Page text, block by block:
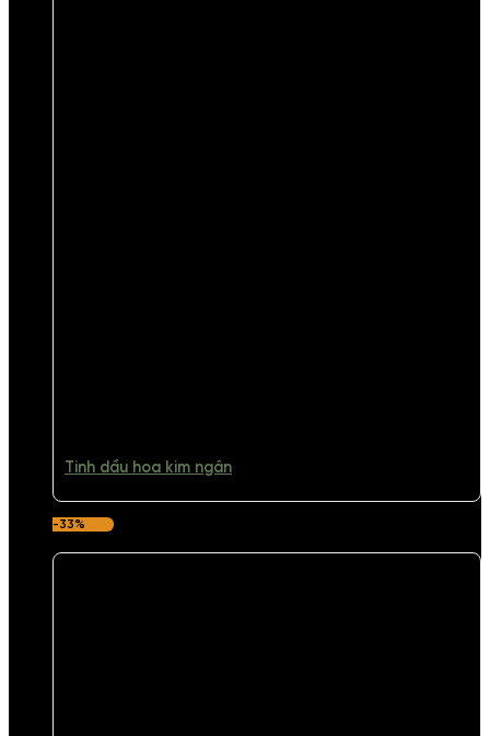
Tinh dầu hoa kim ngân
-33%